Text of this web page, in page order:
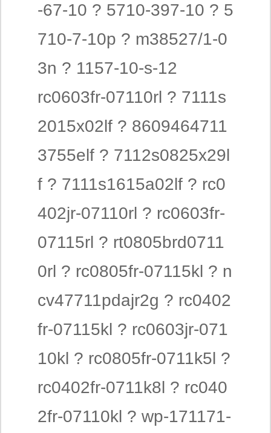
-67-10 ? 5710-397-10 ? 5
710-7-10p ? m38527/1-0
3n ? 1157-10-s-12
rc0603fr-07110rl ? 7111s
2015x02lf ? 8609464711
3755elf ? 7112s0825x29l
f ? 7111s1615a02lf ? rc0
402jr-07110rl ? rc0603fr-
07115rl ? rt0805brd0711
0rl ? rc0805fr-07115kl ? n
cv47711pdajr2g ? rc0402
fr-07115kl ? rc0603jr-071
10kl ? rc0805fr-0711k5l ?
rc0402fr-0711k8l ? rc040
2fr-07110kl ? wp-171171-